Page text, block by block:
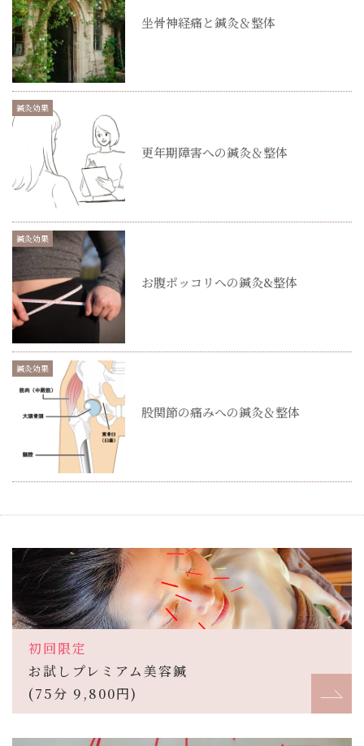
坐骨神経痛と鍼灸＆整体
鍼灸効果
更年期障害への鍼灸＆整体
鍼灸効果
お腹ポッコリへの鍼灸&整体
鍼灸効果
股関節の痛みへの鍼灸＆整体
初回限定
お試しプレミアム美容鍼
(75分 9,800円)